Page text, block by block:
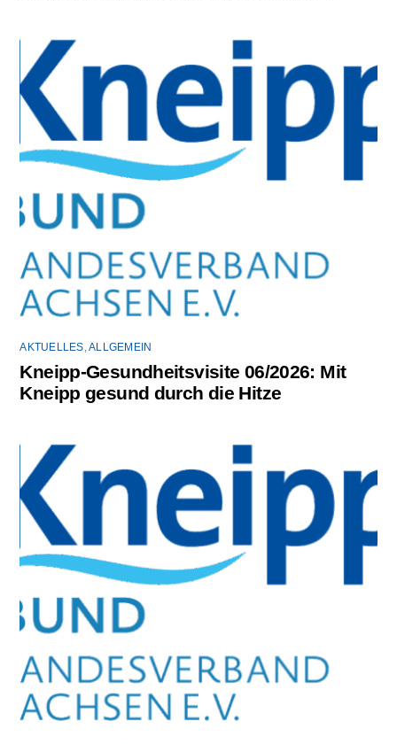
AKTUELLES ,ALLGEMEIN
Kneipp-Gesundheitsvisite 06/2026: Mit
Kneipp gesund durch die Hitze